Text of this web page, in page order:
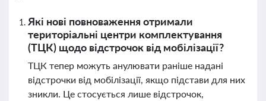
Які нові повноваження отримали
територіальні центри комплектування
(ТЦК) щодо відстрочок від мобілізації?
ТЦК тепер можуть анулювати раніше надані
відстрочки від мобілізації, якщо підстави для них
зникли. Це стосується лише відстрочок,